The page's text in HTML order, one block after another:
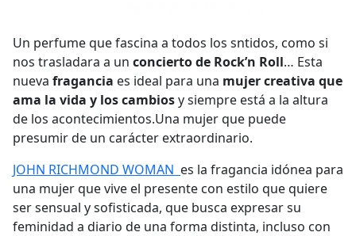
Un perfume que fascina a todos los sntidos, como si
nos trasladara a un concierto de Rock’n Roll… Esta
nueva fragancia es ideal para una mujer creativa que
ama la vida y los cambiosy siempre está a la altura
de los acontecimientos.Una mujer que puede
presumir de un carácter extraordinario.
JOHN RICHMOND WOMAN es la fragancia idónea para
una mujer que vive el presente con estilo que quiere
ser sensual y sofisticada, que busca expresar su
feminidad a diario de una forma distinta, incluso con